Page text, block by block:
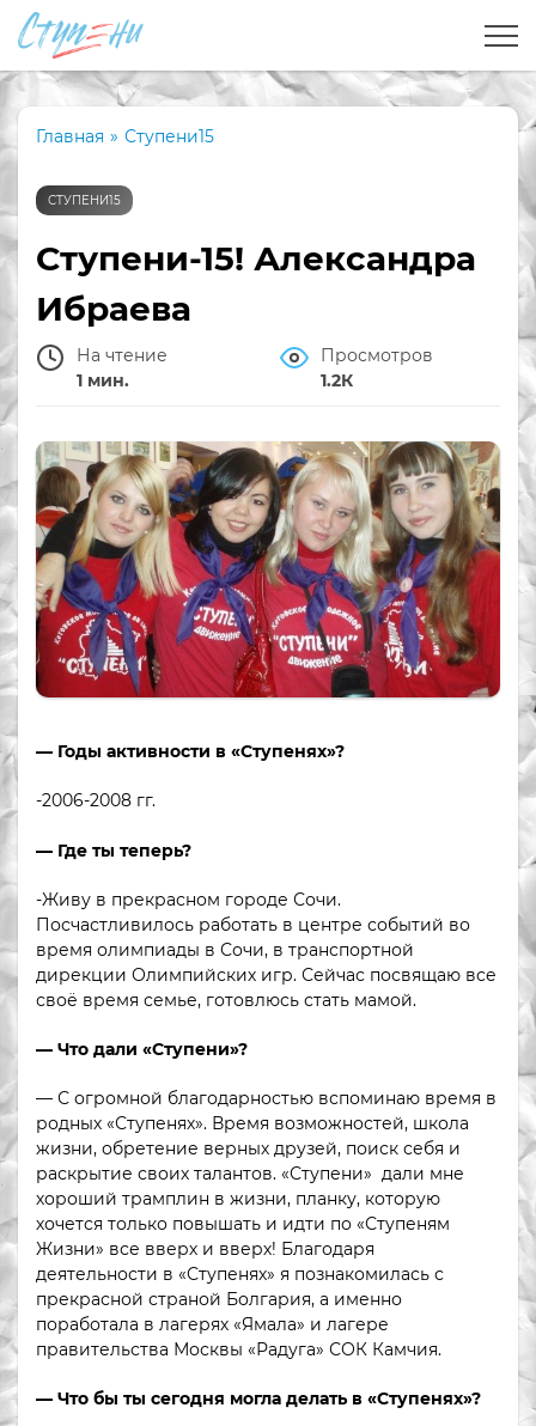
Главная » Ступени15
СТУПЕНИ15
Ступени-15! Александра
Ибраева
На чтение
1 мин.
Просмотров
1.2К
— Годы активности в «Ступенях»?
-2006-2008 гг.
— Где ты теперь?
-Живу в прекрасном городе Сочи.
Посчастливилось работать в центре событий во
время олимпиады в Сочи, в транспортной
дирекции Олимпийских игр. Сейчас посвящаю все
своё время семье, готовлюсь стать мамой.
— Что дали «Ступени»?
— С огромной благодарностью вспоминаю время в
родных «Ступенях». Время возможностей, школа
жизни, обретение верных друзей, поиск себя и
раскрытие своих талантов. «Ступени» дали мне
хороший трамплин в жизни, планку, которую
хочется только повышать и идти по «Ступеням
Жизни» все вверх и вверх! Благодаря
деятельности в «Ступенях» я познакомилась с
прекрасной страной Болгария, а именно
поработала в лагерях «Ямала» и лагере
правительства Москвы «Радуга» СОК Камчия.
— Что бы ты сегодня могла делать в «Ступенях»?